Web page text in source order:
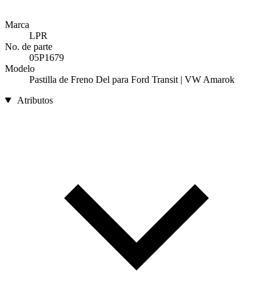
Marca
LPR
No. de parte
05P1679
Modelo
Pastilla de Freno Del para Ford Transit | VW Amarok
Atributos